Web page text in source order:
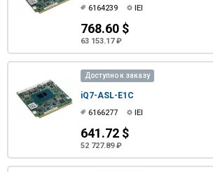
6164239 IEI
768.60 $
63 153.17 ₽
Доступно к заказу
iQ7-ASL-E1C
6166277 IEI
641.72 $
52 727.89 ₽